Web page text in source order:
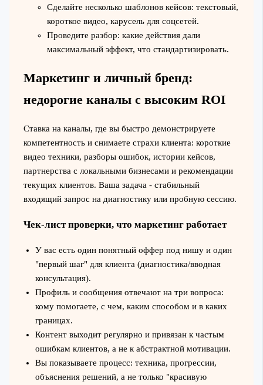
Сделайте несколько шаблонов кейсов: текстовый,
короткое видео, карусель для соцсетей.
Проведите разбор: какие действия дали
максимальный эффект, что стандартизировать.
Маркетинг и личный бренд:
недорогие каналы с высоким ROI
Ставка на каналы, где вы быстро демонстрируете
компетентность и снимаете страхи клиента: короткие
видео техники, разборы ошибок, истории кейсов,
партнерства с локальными бизнесами и рекомендации
текущих клиентов. Ваша задача - стабильный
входящий запрос на диагностику или пробную сессию.
Чек-лист проверки, что маркетинг работает
У вас есть один понятный оффер под нишу и один
"первый шаг" для клиента (диагностика/вводная
консультация).
Профиль и сообщения отвечают на три вопроса:
кому помогаете, с чем, каким способом и в каких
границах.
Контент выходит регулярно и привязан к частым
ошибкам клиентов, а не к абстрактной мотивации.
Вы показываете процесс: техника, прогрессии,
объяснения решений, а не только "красивую